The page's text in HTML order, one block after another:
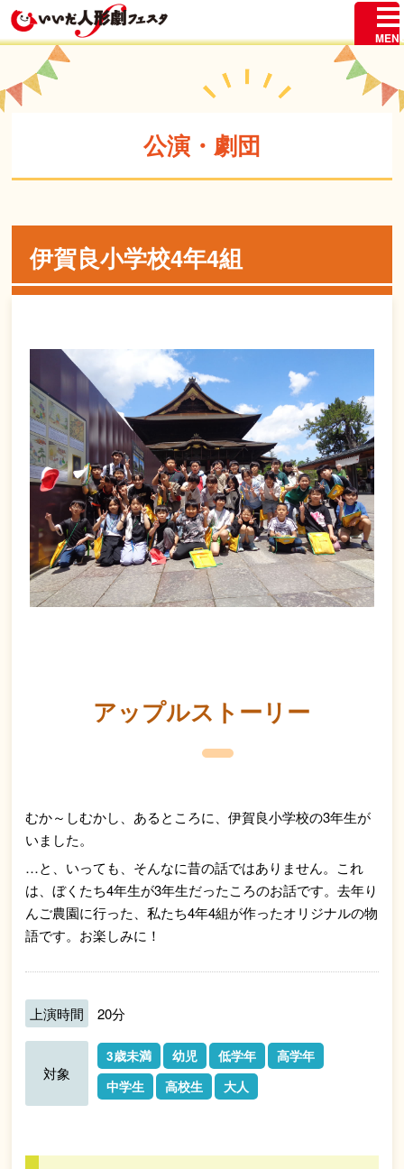
公演・劇団
伊賀良小学校4年4組
アップルストーリー
むか～しむかし、あるところに、伊賀良小学校の3年生が
いました。
…と、いっても、そんなに昔の話ではありません。これ
は、ぼくたち4年生が3年生だったころのお話です。去年り
んご農園に行った、私たち4年4組が作ったオリジナルの物
語です。お楽しみに！
上演時間 20分
対象
3歳未満 幼児 低学年
高学年
中学生
高校生 大人